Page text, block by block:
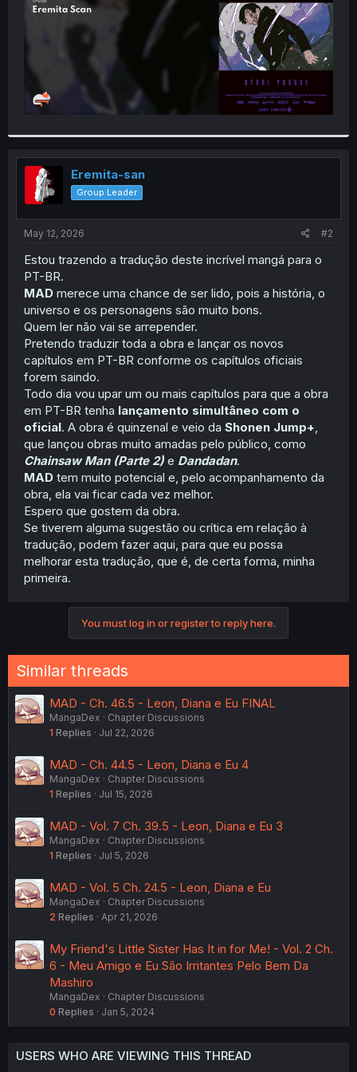
Eremita-san
Group Leader
May 12, 2026 #2
Estou trazendo a tradução deste incrível mangá para o
PT-BR.
MAD merece uma chance de ser lido, pois a história, o
universo e os personagens são muito bons.
Quem ler não vai se arrepender.
Pretendo traduzir toda a obra e lançar os novos
capítulos em PT-BR conforme os capítulos oficiais
forem saindo.
Todo dia vou upar um ou mais capítulos para que a obra
em PT-BR tenha lançamento simultâneo com o
oficial. A obra é quinzenal e veio da Shonen Jump+
que lançou obras muito amadas pelo público, como
Chainsaw Man (Parte 2) e Dandadan.
MAD tem muito potencial e, pelo acompanhamento da
obra, ela vai ficar cada vez melhor.
Espero que gostem da obra.
Se tiverem alguma sugestão ou crítica em relação à
tradução, podem fazer aqui, para que eu possa
melhorar esta tradução, que é, de certa forma, minha
primeira.
You must log in or register to reply here.
Similar threads
MAD - Ch. 46.5 - Leon, Diana e Eu FINAL
MangaDex
Chapter Discussions
1 Replies Jul 22, 2026
MAD - Ch. 44.5 - Leon, Diana e Eu 4
MangaDex
Chapter Discussions
1 Replies Jul 15, 2026
MAD - Vol. 7 Ch. 39.5 - Leon, Diana e Eu 3
MangaDex
Chapter Discussions
1 Replies Jul 5, 2026
MAD - Vol. 5 Ch. 24.5 - Leon, Diana e Eu
MangaDex
Chapter Discussions
2 Replies Apr 21, 2026
My Friend's Little Sister Has It in for Me! - Vol. 2 Ch.
6 - Meu Amigo e Eu São Irritantes Pelo Bem Da
Mashiro
MangaDex
Chapter Discussions
0 Replies Jan 5, 2024
USERS WHO ARE VIEWING THIS THREAD